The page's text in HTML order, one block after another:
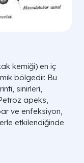
kemiği) en iç
bölgedir. Bu
sinirleri,
apeks,
ve enfeksiyon,
etkilendiğinde